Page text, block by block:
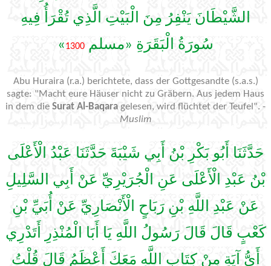
الشَّيْطَانَ يَنْفِرُ مِنَ الْبَيْتِ الَّذِي تُقْرَأُ فِيهِ
سُورَةُ الْبَقَرَةِ «مسلم 1300
»
Abu Huraira (r.a.) berichtete, dass der Gottgesandte (s.a.s.)
sagte: "Macht eure Häuser nicht zu Gräbern. Aus jedem Haus
in dem die Surat Al-Baqara gelesen, wird flüchtet der Teufel". -
Muslim
حَدَّثَنَا أَبُو بَكْرِ بْنُ أَبِي شَيْبَةَ حَدَّثَنَا عَبْدُ الْأَعْلَى
بْنُ عَبْدِ الْأَعْلَى عَنِ الْجُرَيْرِيِّ عَنْ أَبِي السَّلِيلِ
عَنْ عَبْدِ اللَّهِ بْنِ رَبَاحٍ الْأَنْصَارِيِّ عَنْ أُبَيِّ بْنِ
كَعْبٍ قَالَ قَالَ رَسُولُ اللَّهِ يَا أَبَا الْمُنْذِرِ أَتَدْرِي
أَيُّ آيَةٍ مِنْ كِتَابِ اللَّهِ مَعَكَ أَعْظَمُ قَالَ قُلْتُ